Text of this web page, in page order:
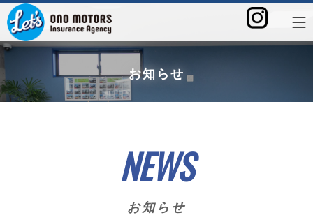
お知らせ
NEWS
お知らせ